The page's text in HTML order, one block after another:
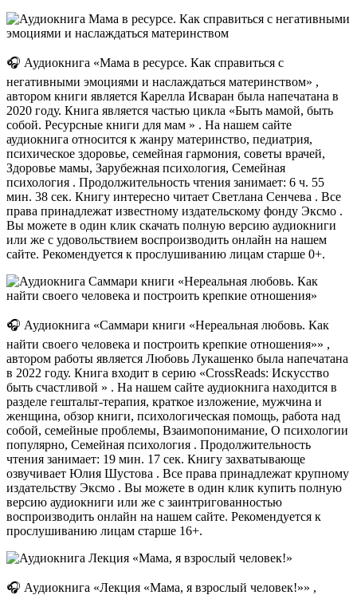
🎧 Аудиокнига «Мама в ресурсе. Как справиться с
негативными эмоциями и наслаждаться материнством» ,
автором книги является Карелла Исваран была напечатана в
2020 году. Книга является частью цикла «Быть мамой, быть
собой. Ресурсные книги для мам » . На нашем сайте
аудиокнига относится к жанру материнство, педиатрия,
психическое здоровье, семейная гармония, советы врачей,
Здоровье мамы, Зарубежная психология, Семейная
психология . Продолжительность чтения занимает: 6 ч. 55
мин. 38 сек. Книгу интересно читает Светлана Сенчева . Все
права принадлежат известному издательскому фонду Эксмо .
Вы можете в один клик скачать полную версию аудиокниги
или же с удовольствием воспроизводить онлайн на нашем
сайте. Рекомендуется к прослушиванию лицам старше 0+.
🎧 Аудиокнига «Саммари книги «Нереальная любовь. Как
найти своего человека и построить крепкие отношения»» ,
автором работы является Любовь Лукашенко была напечатана
в 2022 году. Книга входит в серию «CrossReads: Искусство
быть счастливой » . На нашем сайте аудиокнига находится в
разделе гештальт-терапия, краткое изложение, мужчина и
женщина, обзор книги, психологическая помощь, работа над
собой, семейные проблемы, Взаимопонимание, О психологии
популярно, Семейная психология . Продолжительность
чтения занимает: 19 мин. 17 сек. Книгу захватывающе
озвучивает Юлия Шустова . Все права принадлежат крупному
издательству Эксмо . Вы можете в один клик купить полную
версию аудиокниги или же с заинтригованностью
воспроизводить онлайн на нашем сайте. Рекомендуется к
прослушиванию лицам старше 16+.
🎧 Аудиокнига «Лекция «Мама, я взрослый человек!»» ,